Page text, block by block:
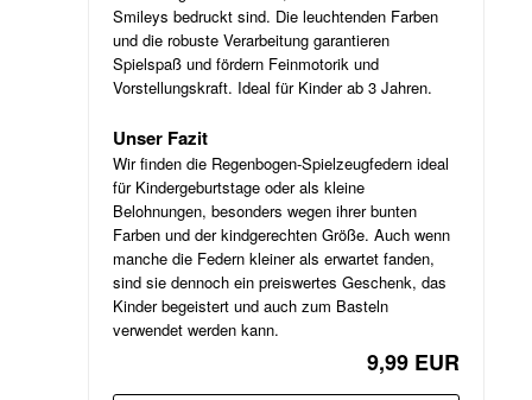
Smileys bedruckt sind. Die leuchtenden Farben
und die robuste Verarbeitung garantieren
Spielspaß und fördern Feinmotorik und
Vorstellungskraft. Ideal für Kinder ab 3 Jahren.
Unser Fazit
Wir finden die Regenbogen-Spielzeugfedern ideal
für Kindergeburtstage oder als kleine
Belohnungen, besonders wegen ihrer bunten
Farben und der kindgerechten Größe. Auch wenn
manche die Federn kleiner als erwartet fanden,
sind sie dennoch ein preiswertes Geschenk, das
Kinder begeistert und auch zum Basteln
verwendet werden kann.
9,99 EUR